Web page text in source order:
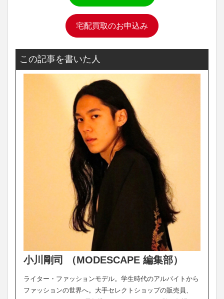
宅配買取のお申込み
この記事を書いた人
小川剛司 （MODESCAPE 編集部）
ライター・ファッションモデル。学生時代のアルバイトから
ファッションの世界へ。大手セレクトショップの販売員、